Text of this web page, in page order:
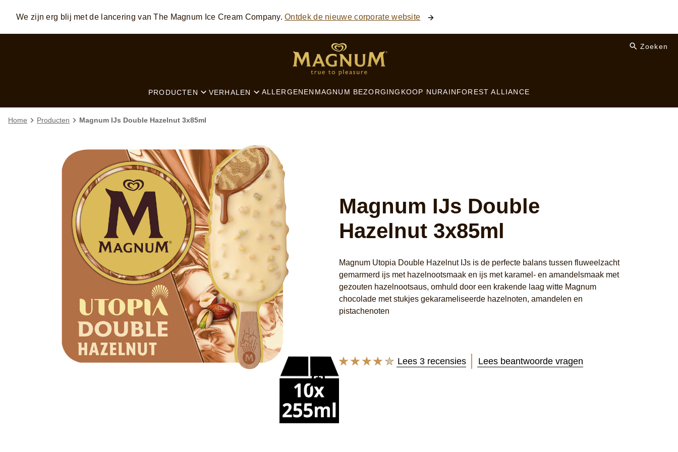
Skip to: MAIN CONTENT FOOTER SEARCH
We zijn erg blij met de lancering van The Magnum Ice Cream Company. Ontdek de nieuwe corporate website
PRODUCTEN VERHALEN ALLERGENEN MAGNUM BEZORGING KOOP NURAINFOREST ALLIANCE
Zoeken
Home Producten Magnum IJs Double Hazelnut 3x85ml
Magnum IJs Double
Hazelnut 3x85ml
Magnum Utopia Double Hazelnut IJs is de perfecte balans tussen fluweelzacht
gemarmerd ijs met hazelnootsmaak en ijs met karamel- en amandelsmaak met
gezouten hazelnootsaus, omhuld door een krakende laag witte Magnum
chocolade met stukjes gekarameliseerde hazelnoten, amandelen en
pistachenoten
De
gemiddelde
IJs
Lees 3 recensies Lees beantwoorde vragen